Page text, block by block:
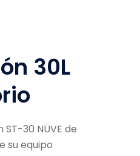
30L
30 NÜVE de
su equipo